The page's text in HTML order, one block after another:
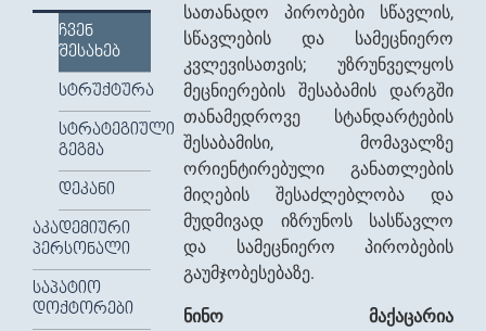
ᲩᲕᲔᲜ
ᲨᲔᲡᲐᲮᲔᲑ
ᲡᲢᲠᲣᲥᲢᲣᲠᲐ
ᲡᲢᲠᲐᲢᲔᲒᲘᲣᲚᲘ
ᲒᲔᲒᲛᲐ
ᲓᲔᲙᲐᲜᲘ
ᲐᲙᲐᲓᲔᲛᲘᲣᲠᲘ
ᲞᲔᲠᲡᲝᲜᲐᲚᲘ
ᲡᲐᲞᲐᲢᲘᲝ
ᲓᲝᲥᲢᲝᲠᲔᲑᲘ
სათანადო პირობები სწავლის,
სწავლების და სამეცნიერო
კვლევისათვის; უზრუნველყოს
მეცნიერების შესაბამის დარგში
თანამედროვე სტანდარტების
შესაბამისი, მომავალზე
ორიენტირებული განათლების
მიღების შესაძლებლობა და
მუდმივად იზრუნოს სასწავლო
და სამეცნიერო პირობების
გაუმჯობესებაზე.
ნინო მაქაცარია